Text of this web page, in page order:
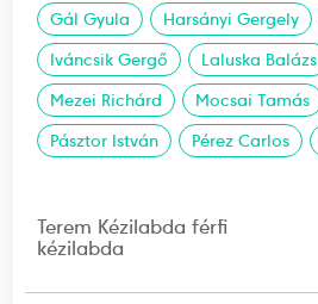
Gál Gyula
Harsányi Gergely
Iváncsik Gergő
Laluska Balázs
Mezei Richárd
Mocsai Tamás
Pásztor István
Pérez Carlos
Terem Kézilabda férfi
kézilabda